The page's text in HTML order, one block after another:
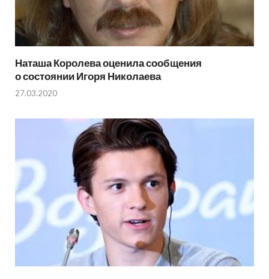
Наташа Королева оценила сообщения
о состоянии Игоря Николаева
27.03.2020